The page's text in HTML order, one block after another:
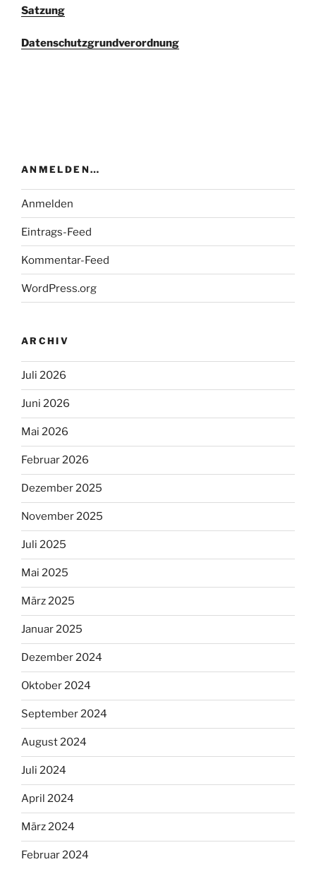
Satzung
Datenschutzgrundverordnung
ANMELDEN…
Anmelden
Eintrags-Feed
Kommentar-Feed
WordPress.org
ARCHIV
Juli 2026
Juni 2026
Mai 2026
Februar 2026
Dezember 2025
November 2025
Juli 2025
Mai 2025
März 2025
Januar 2025
Dezember 2024
Oktober 2024
September 2024
August 2024
Juli 2024
April 2024
März 2024
Februar 2024